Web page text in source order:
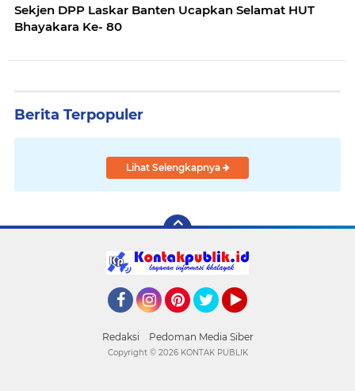
Sekjen DPP Laskar Banten Ucapkan Selamat HUT
Bhayakara Ke- 80
Berita Terpopuler
Lihat Selengkapnya
Redaksi Pedoman Media Siber
Copyright © 2026 KONTAK PUBLIK